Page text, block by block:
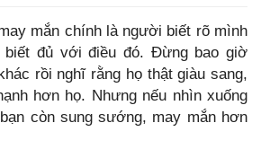
mắn chính là người biết rõ mình
đủ với điều đó. Đừng bao giờ
rồi nghĩ rằng họ thật giàu sang,
hơn họ. Nhưng nếu nhìn xuống
còn sung sướng, may mắn hơn